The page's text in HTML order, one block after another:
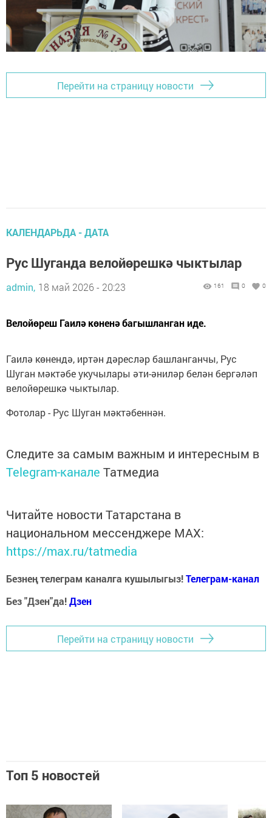
Перейти на страницу новости
КАЛЕНДАРЬДА - ДАТА
Рус Шуганда велойөрешкә чыктылар
admin, 18 май 2026 - 20:23 161 0 0
Велойөреш Гаилә көненә багышланган иде.
Гаилә көнендә, иртән дәресләр башланганчы, Рус
Шуган мәктәбе укучылары әти-әниләр белән бергәләп
велойөрешкә чыктылар.
Фотолар - Рус Шуган мәктәбеннән.
Следите за самым важным и интересным в
Telegram-канале Татмедиа
Читайте новости Татарстана в
национальном мессенджере MАХ:
https://max.ru/tatmedia
Безнең телеграм каналга кушылыгыз!Телеграм-канал
Без "Дзен"да!Дзен
Перейти на страницу новости
Топ 5 новостей